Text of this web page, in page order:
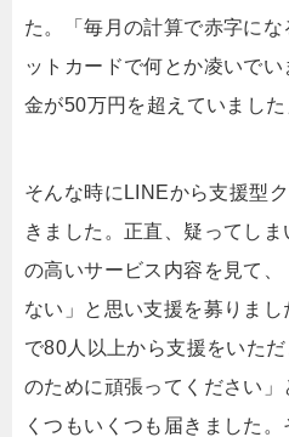
た。「毎月の計算で赤字に
ットカードで何とか凌いで
金が50万円を超えていました
そんな時にLINEから支援型
きました。正直、疑ってし
の高いサービス内容を見て
ない」と思い支援を募りま
で80人以上から支援をいた
のために頑張ってください
くつもいくつも届きました